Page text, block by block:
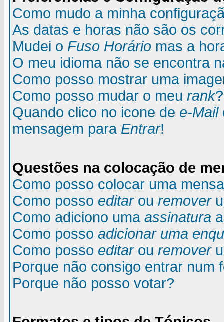
Como mudo a minha
As datas e horas não são os
Mudei o Fuso Horário mas a
O meu idioma não se encontra
Como posso mostrar uma
Como posso mudar o meu rank?
Quando clico no icone de e-Mail
mensagem para Entrar!
Questões na colocação de
Como posso colocar uma
Como posso editarou remover
Como adiciono uma assinatura
Como posso adicionar uma
Como posso editarou remover
Porque não consigo entrar num
Porque não posso votar?